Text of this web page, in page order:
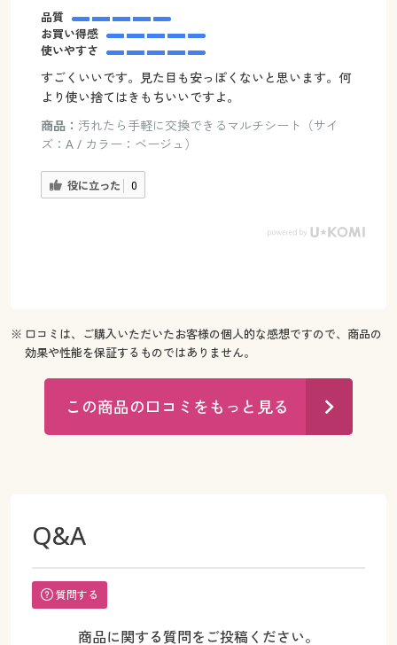
品質
お買い得感
使いやすさ
すごくいいです。見た目も安っぽくないと思います。何
より使い捨てはきもちいいですよ。
商品： 汚れたら手軽に交換できるマルチシート（サイ
ズ：A / カラー：ベージュ）
役に立った 0
※ 口コミは、ご購入いただいたお客様の個人的な感想ですので、商品の
効果や性能を保証するものではありません。
この商品の口コミをもっと見る
Q&A
質問する
商品に関する質問をご投稿ください。